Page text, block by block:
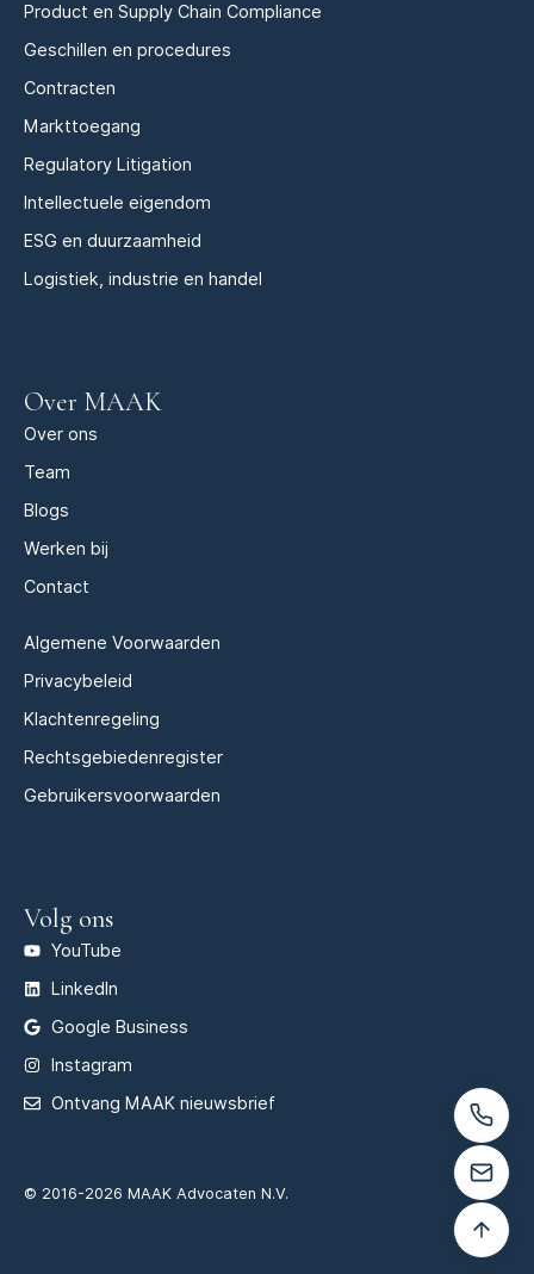
Product en Supply Chain Compliance
Geschillen en procedures
Contracten
Markttoegang
Regulatory Litigation
Intellectuele eigendom
ESG en duurzaamheid
Logistiek, industrie en handel
Over MAAK
Over ons
Team
Blogs
Werken bij
Contact
Algemene Voorwaarden
Privacybeleid
Klachtenregeling
Rechtsgebiedenregister
Gebruikersvoorwaarden
Volg ons
YouTube
LinkedIn
Google Business
Instagram
Ontvang MAAK nieuwsbrief
© 2016-2026 MAAK Advocaten N.V.